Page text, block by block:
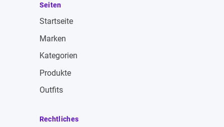
Seiten
Startseite
Marken
Kategorien
Produkte
Outfits
Rechtliches